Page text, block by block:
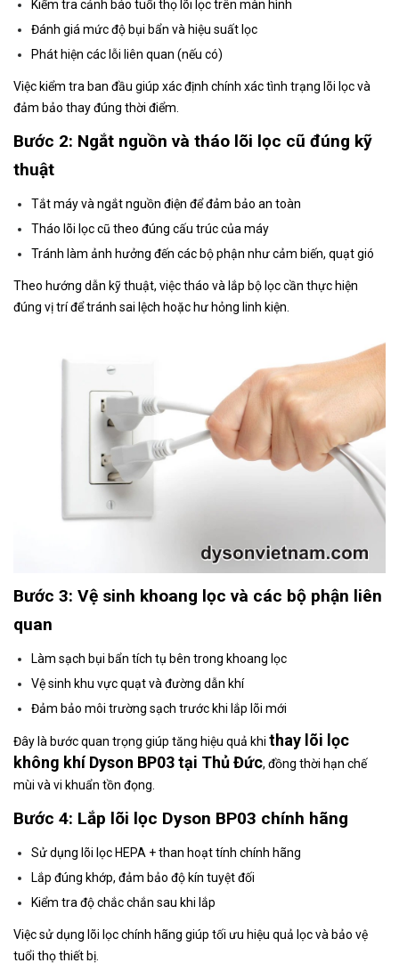
Kiểm tra cảnh báo tuổi thọ lõi lọc trên màn hình
Đánh giá mức độ bụi bẩn và hiệu suất lọc
Phát hiện các lỗi liên quan (nếu có)
Việc kiểm tra ban đầu giúp xác định chính xác tình trạng lõi lọc và
đảm bảo thay đúng thời điểm.
Bước 2: Ngắt nguồn và tháo lõi lọc cũ đúng kỹ
thuật
Tắt máy và ngắt nguồn điện để đảm bảo an toàn
Tháo lõi lọc cũ theo đúng cấu trúc của máy
Tránh làm ảnh hưởng đến các bộ phận như cảm biến, quạt gió
Theo hướng dẫn kỹ thuật, việc tháo và lắp bộ lọc cần thực hiện
đúng vị trí để tránh sai lệch hoặc hư hỏng linh kiện.
Bước 3: Vệ sinh khoang lọc và các bộ phận liên
quan
Làm sạch bụi bẩn tích tụ bên trong khoang lọc
Vệ sinh khu vực quạt và đường dẫn khí
Đảm bảo môi trường sạch trước khi lắp lõi mới
Đây là bước quan trọng giúp tăng hiệu quả khi thay lõi lọc
không khí Dyson BP03 tại Thủ Đức, đồng thời hạn chế
mùi và vi khuẩn tồn đọng.
Bước 4: Lắp lõi lọc Dyson BP03 chính hãng
Sử dụng lõi lọc HEPA + than hoạt tính chính hãng
Lắp đúng khớp, đảm bảo độ kín tuyệt đối
Kiểm tra độ chắc chắn sau khi lắp
Việc sử dụng lõi lọc chính hãng giúp tối ưu hiệu quả lọc và bảo vệ
tuổi thọ thiết bị.